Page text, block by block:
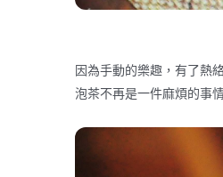
因為手動的樂趣，有了熱
泡茶不再是一件麻煩的事